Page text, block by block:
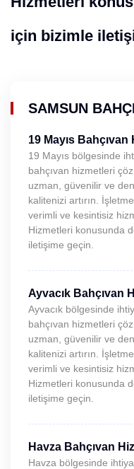
için bizimle
SAMSUN
19 Mayıs Bahçıvan
19 Mayıs bölgesinde
bahçıvan hizmetleri
uzman, güvenilir ve
kalitenizi artırın.
verimli ve kesintisiz
Hizmetleri konusunda
iletişime geçin.
Ayvacık Bahçıvan
Ayvacık bölgesinde
bahçıvan hizmetleri
uzman, güvenilir ve
kalitenizi artırın.
verimli ve kesintisiz
Hizmetleri konusunda
iletişime geçin.
Havza Bahçıvan
Havza bölgesinde